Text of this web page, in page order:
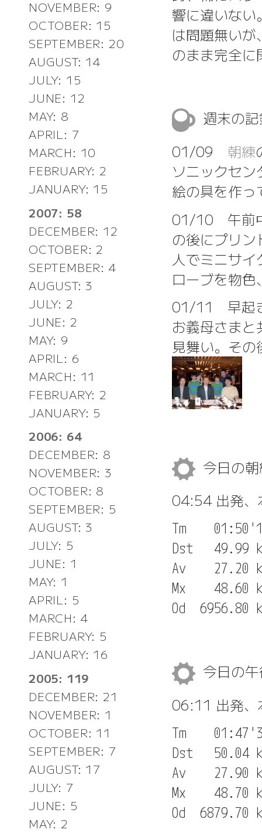
NOVEMBER: 9
OCTOBER: 15
SEPTEMBER: 20
AUGUST: 14
JULY: 15
JUNE: 12
MAY: 8
APRIL: 7
MARCH: 10
FEBRUARY: 2
JANUARY: 15
2007: 58
DECEMBER: 12
OCTOBER: 2
SEPTEMBER: 4
AUGUST: 3
JULY: 2
JUNE: 2
MAY: 9
APRIL: 6
MARCH: 11
FEBRUARY: 2
JANUARY: 5
2006: 64
DECEMBER: 8
NOVEMBER: 3
OCTOBER: 8
SEPTEMBER: 5
AUGUST: 3
JULY: 5
JUNE: 1
MAY: 1
APRIL: 5
MARCH: 4
FEBRUARY: 5
JANUARY: 16
2005: 119
DECEMBER: 21
NOVEMBER: 1
OCTOBER: 11
SEPTEMBER: 7
AUGUST: 17
JULY: 7
JUNE: 5
MAY: 2
響に違いない
は問題無い
のまま完全
週末の
01/09 朝練
ソニックセ
絵の具を作
01/10 午前
の後にプリ
人でミニサ
ローブを物
01/11 早起
お義母さま
見舞い。そ
今日の
04:54 出発、
Tm
Dst   49.99
Av    27.20
Mx    48.60
今日の
06:11 出発、
Tm
Dst   50.04
Av    27.90
Mx    48.70